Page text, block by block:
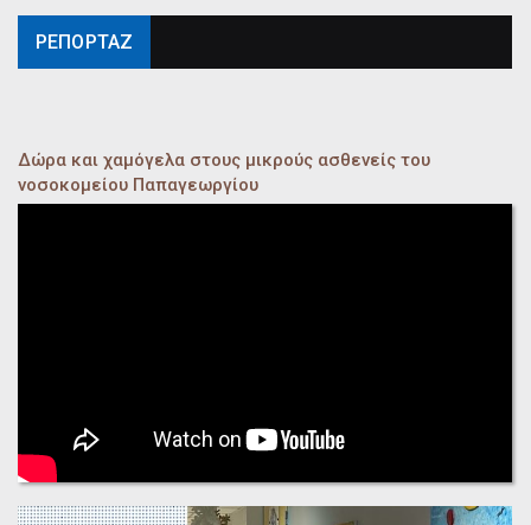
ΡΕΠΟΡΤΑΖ
Δώρα και χαμόγελα στους μικρούς ασθενείς του
νοσοκομείου Παπαγεωργίου